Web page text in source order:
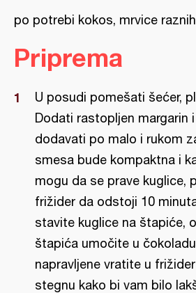
po potrebi kokos, mrvice
Priprema
U posudi pomešati šećer,
Dodati rastopljen margarin
dodavati po malo i rukom
smesa bude kompaktna i
mogu da se prave kuglice,
frižider da odstoji 10
stavite kuglice na štapiće,
štapića umočite u
napravljene vratite u
stegnu kako bi vam bilo